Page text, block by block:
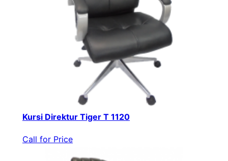
Kursi Direktur Tiger T 1120
Call for Price